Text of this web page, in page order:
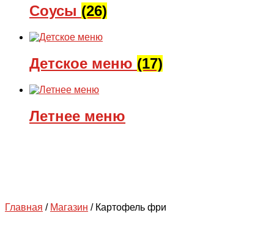
Соусы (26)
Детское меню (17)
Летнее меню
Главная / Магазин / Картофель фри